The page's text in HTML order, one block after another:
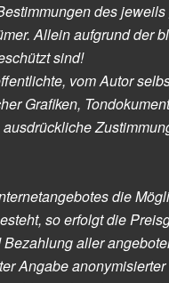
des
Allein aufgrund der
sind!
vom Autor
Grafiken,
die
so erfolgt die
aller
Angabe